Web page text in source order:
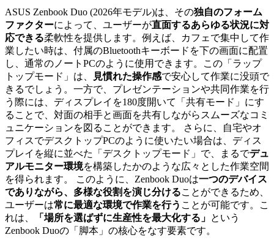
ASUS Zenbook Duo (2026年モデル)は、その独自のフォーム
ファクターによって、ユーザーが直面するあらゆる状況に対
応できる柔軟性を提供します。例えば、カフェで集中して作
業したい時は、付属のBluetoothキーボードを下の画面に配置
し、通常のノートPCのように使用できます。この「ラップ
トップモード」は、
見慣れた操作感で安心して作業に没頭で
きるでしょう。一方で、プレゼンテーションや共同作業を行
う際には、ディスプレイを180度開いて「共有モード」にす
ることで、対面の相手と画面を共有しながらスムーズなコミ
ュニケーションを図ることができます。 さらに、自宅やオ
フィスでデスクトップPCのように使いたい場合は、ディス
プレイを縦に並べた「デスクトップモード」で、まるでデュ
アルモニター環境を構築したかのような広々とした作業空間
を得られます。 このように、Zenbook Duoは一つのデバイス
でありながら、多様な役割を演じ分けることができるため、
ユーザーは常に最適な環境で作業を行う ことが可能です。こ
れは、
「場所を選ばずに生産性を最大化する」 という
Zenbook Duoの「脚本」の核心をなす要素です。